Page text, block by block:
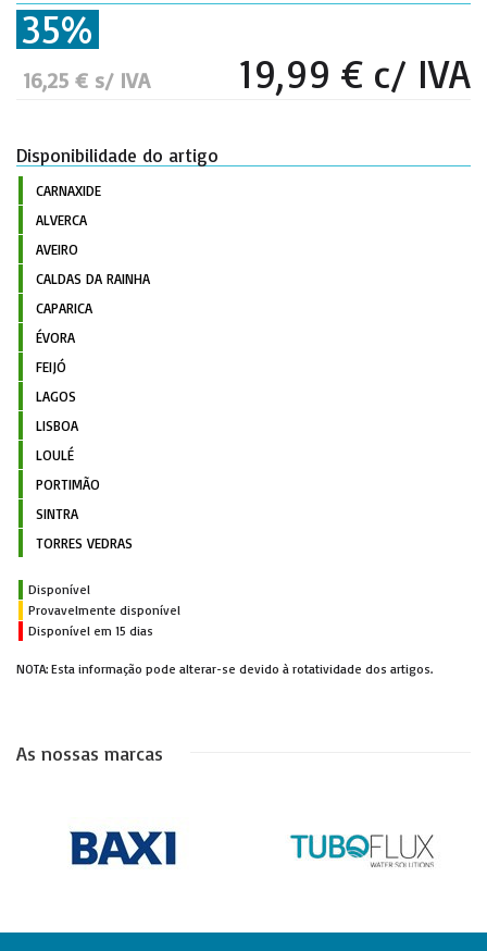
35%
16,25 € s/ IVA 19,99 € c/ IVA
Disponibilidade do artigo
CARNAXIDE
ALVERCA
AVEIRO
CALDAS DA RAINHA
CAPARICA
ÉVORA
FEIJÓ
LAGOS
LISBOA
LOULÉ
PORTIMÃO
SINTRA
TORRES VEDRAS
Disponível
Provavelmente disponível
Disponível em 15 dias
NOTA: Esta informação pode alterar-se devido à rotatividade dos artigos.
As nossas marcas